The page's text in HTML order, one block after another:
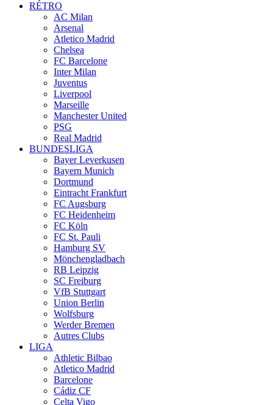
RÉTRO
AC Milan
Arsenal
Atletico Madrid
Chelsea
FC Barcelone
Inter Milan
Juventus
Liverpool
Marseille
Manchester United
PSG
Real Madrid
BUNDESLIGA
Bayer Leverkusen
Bayern Munich
Dortmund
Eintracht Frankfurt
FC Augsburg
FC Heidenheim
FC Köln
FC St. Pauli
Hamburg SV
Mönchengladbach
RB Leipzig
SC Freiburg
VfB Stuttgart
Union Berlin
Wolfsburg
Werder Bremen
Autres Clubs
LIGA
Athletic Bilbao
Atletico Madrid
Barcelone
Cádiz CF
Celta Vigo